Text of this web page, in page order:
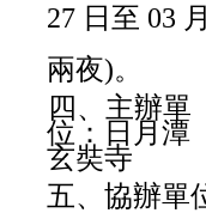
27 日至 03
兩夜)。
四、主辦單
位：日月潭
玄奘寺
五、協辦單